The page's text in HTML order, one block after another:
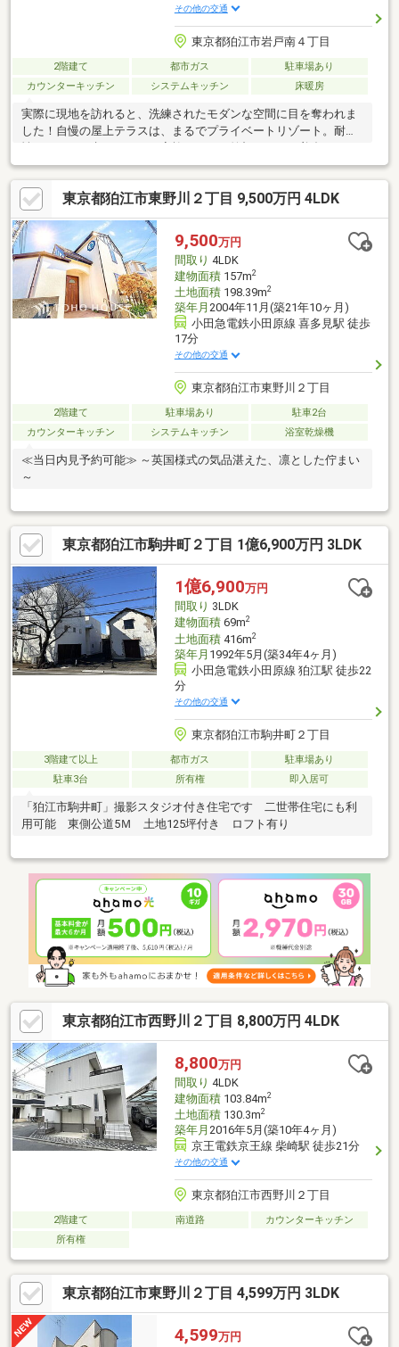
その他の交通
東京都狛江市岩戸南４丁目
2階建て 都市ガス
駐車場あり
カウンターキッチン
システムキッチン 床暖房
実際に現地を訪れると、洗練されたモダンな空間に目を奪われま
した！自慢の屋上テラスは、まるでプライベートリゾート。耐震
東京都狛江市東野川２丁目 9,500万円 4LDK
9,500万円
間取り 4LDK
建物面積157m2
土地面積198.39m2
築年月 2004年11月(築21年10ヶ月)
小田急電鉄小田原線 喜多見駅 徒歩
17分
その他の交通
東京都狛江市東野川２丁目
2階建て 駐車場あり
駐車2台
カウンターキッチン
システムキッチン 浴室乾燥機
≪当日内見予約可能≫ ～英国様式の気品湛えた、凛とした佇まい
～
東京都狛江市駒井町２丁目 1億6,900万円 3LDK
1億6,900万円
間取り 3LDK
建物面積69m2
土地面積416m2
築年月 1992年5月(築34年4ヶ月)
小田急電鉄小田原線 狛江駅 徒歩22
分
その他の交通
東京都狛江市駒井町２丁目
3階建て以上 都市ガス
駐車場あり
駐車3台
所有権 即入居可
「狛江市駒井町」撮影スタジオ付き住宅です 二世帯住宅にも利
用可能 東側公道5Ｍ 土地125坪付き ロフト有り
東京都狛江市西野川２丁目 8,800万円 4LDK
8,800万円
間取り 4LDK
建物面積103.84m2
土地面積130.3m2
築年月 2016年5月(築10年4ヶ月)
京王電鉄京王線 柴崎駅 徒歩21分
その他の交通
東京都狛江市西野川２丁目
2階建て 南道路
カウンターキッチン
所有権
東京都狛江市東野川２丁目 4,599万円 3LDK
4,599万円